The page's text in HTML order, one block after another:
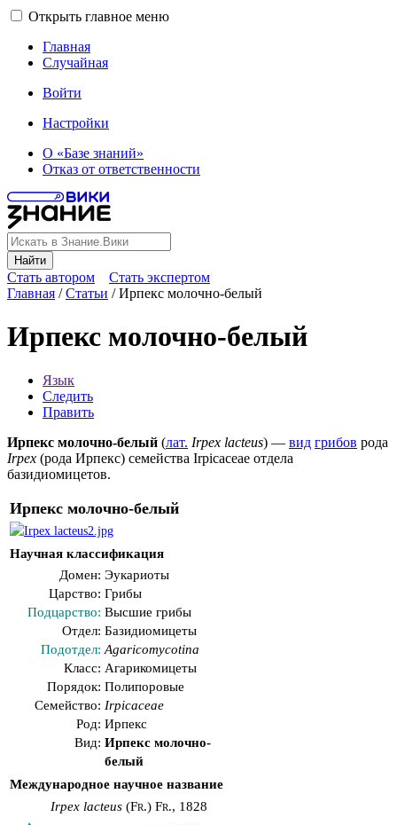
Открыть главное меню
Главная
Случайная
Войти
Настройки
О «Базе знаний»
Отказ от ответственности
Найти
Стать автором
Стать экспертом
Главная /Статьи /Ирпекс молочно-белый
Ирпекс молочно-белый
Язык
Следить
Править
Ирпекс молочно-белый (лат. Irpex lacteus) — вид грибов рода
Irpex (рода Ирпекс) семейства Irpicaceae отдела
базидиомицетов.
Ирпекс молочно-белый
Научная классификация
Домен: Эукариоты
Царство: Грибы
Подцарство: Высшие грибы
Отдел: Базидиомицеты
Подотдел: Agaricomycotina
Класс: Агарикомицеты
Порядок: Полипоровые
Семейство: Irpicaceae
Род: Ирпекс
Вид: Ирпекс молочно-
белый
Международное научное название
Irpex lacteus (Fr.) Fr., 1828